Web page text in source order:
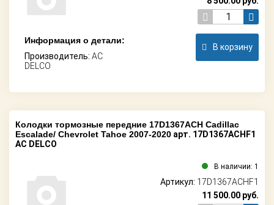
Информация о детали:
Производитель: AC
DELCO
В корзину
Колодки тормозные передние 17D1367ACH Cadillac
Escalade/ Chevrolet Tahoe 2007-2020 арт. 17D1367ACHF1
AC DELCO
В наличии: 1
Артикул: 17D1367ACHF1
11 500.00 руб.